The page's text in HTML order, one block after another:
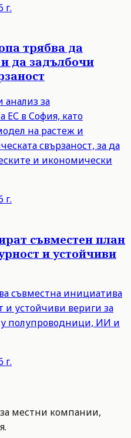
г.
трябва да
да задълбочи
за
ЕС в София, като
на растеж и
свързаност, за да
и икономически
г.
съвместен план
и устойчиви
съвместна инициатива
и устойчиви вериги за
полупроводници, ИИ и
г.
местни компании,